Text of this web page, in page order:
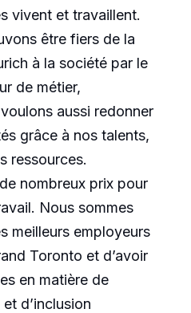
vivent et travaillent.
être fiers de la
à la société par le
de métier,
aussi redonner
grâce à nos talents,
ressources.
nombreux prix pour
Nous sommes
meilleurs employeurs
Toronto et d’avoir
en matière de
d’inclusion